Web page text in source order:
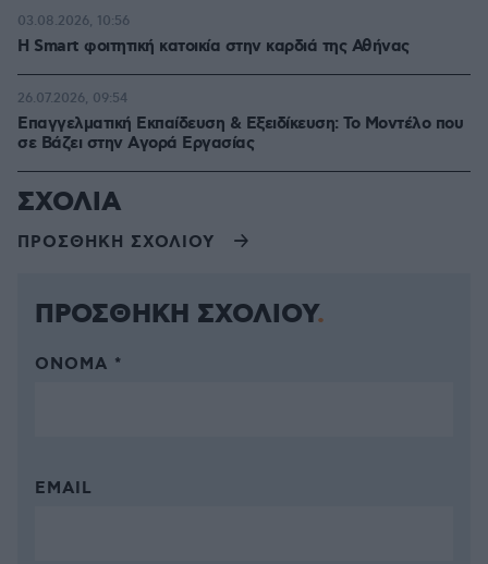
Η Smart φοιτητική κατοικία στην καρδιά της Αθήνας
03.08.2026, 10:56
Επαγγελματική Εκπαίδευση & Εξειδίκευση: Το Mοντέλο που
σε Bάζει στην Aγορά Eργασίας
26.07.2026, 09:54
ΣΧΟΛΙΑ
ΠΡΟΣΘΗΚΗ ΣΧΟΛΙΟΥ
ΠΡΟΣΘΗΚΗ ΣΧΟΛΙΟΥ
ΌΝΟΜΑ *
EMAIL